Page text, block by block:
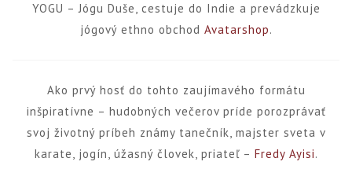
YOGU – Jógu Duše, cestuje do Indie a prevádzkuje
jógový ethno obchod Avatarshop.
Ako prvý hosť do tohto zaujímavého formátu
inšpiratívne – hudobných večerov príde porozprávať
svoj životný príbeh známy tanečník, majster sveta v
karate, jogín, úžasný človek, priateľ – Fredy Ayisi.